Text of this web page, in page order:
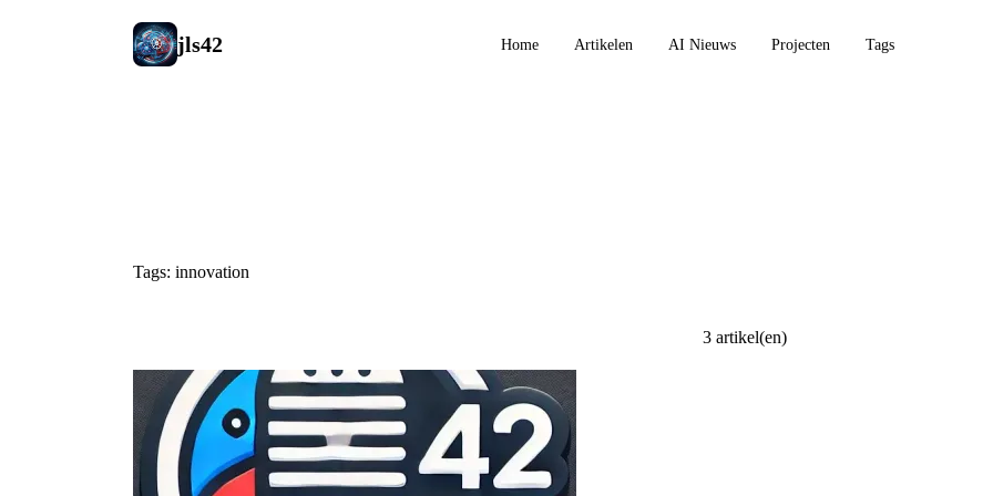
jls42 Home Artikelen AI Nieuws Projecten Tags
Tags: innovation
3 artikel(en)